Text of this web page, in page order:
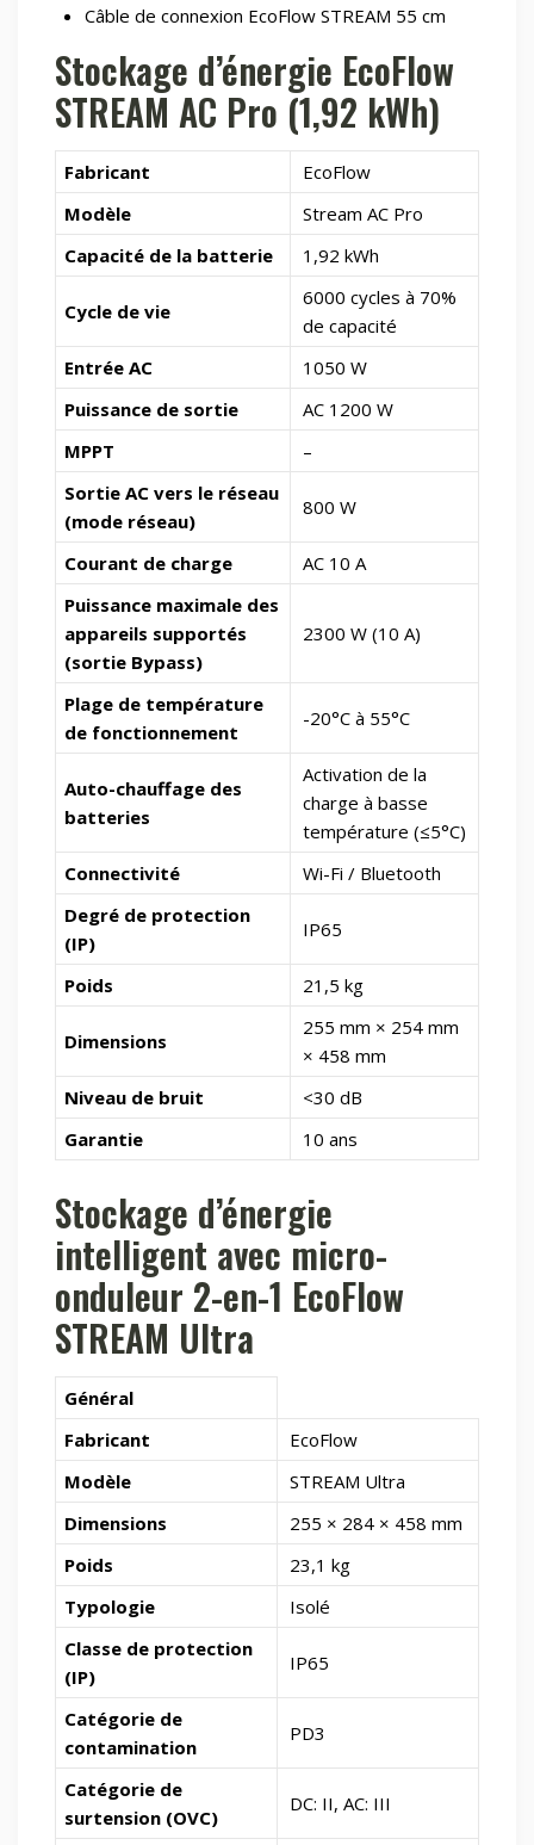
Câble de connexion EcoFlow STREAM 55 cm
Stockage d’énergie EcoFlow
STREAM AC Pro (1,92 kWh)
Fabricant
EcoFlow
Modèle
Stream AC Pro
Capacité de la batterie
1,92 kWh
Cycle de vie
6000 cycles à 70%
de capacité
Entrée AC
1050 W
Puissance de sortie
AC 1200 W
MPPT
–
Sortie AC vers le réseau
(mode réseau)
800 W
Courant de charge
AC 10 A
Puissance maximale des
appareils supportés
(sortie Bypass)
2300 W (10 A)
Plage de température
de fonctionnement
-20°C à 55°C
Auto-chauffage des
batteries
Activation de la
charge à basse
température (≤5°C)
Connectivité
Wi-Fi / Bluetooth
Degré de protection
(IP)
IP65
Poids 21,5 kg
Dimensions
255 mm × 254 mm
× 458 mm
Niveau de bruit
<30 dB
Garantie
10 ans
Stockage d’énergie
intelligent avec micro-
onduleur 2-en-1 EcoFlow
STREAM Ultra
Général
Fabricant
EcoFlow
Modèle
STREAM Ultra
Dimensions
255 × 284 × 458 mm
Poids
23,1 kg
Typologie
Isolé
Classe de protection
(IP)
IP65
Catégorie de
contamination
PD3
Catégorie de
surtension (OVC)
DC: II, AC: III